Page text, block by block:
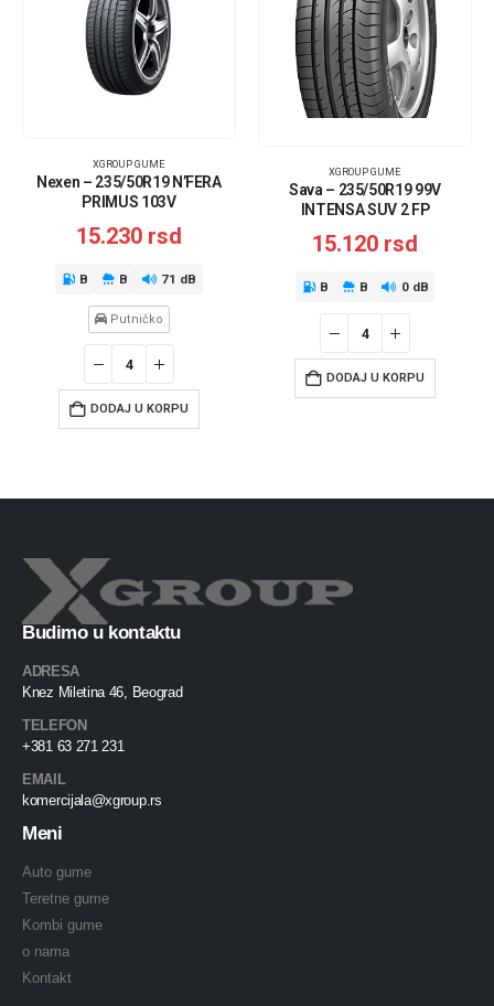
XGROUP GUME
Nexen – 235/50R19 N’FERA
PRIMUS 103V
15.230 rsd
B B 71 dB
Putničko
DODAJ U KORPU
XGROUP GUME
Sava – 235/50R19 99V
INTENSA SUV 2 FP
15.120 rsd
B B 0 dB
DODAJ U KORPU
Budimo u kontaktu
ADRESA
Knez Miletina 46, Beograd
TELEFON
+381 63 271 231
EMAIL
komercijala@xgroup.rs
Meni
Auto gume
Teretne gume
Kombi gume
o nama
Kontakt